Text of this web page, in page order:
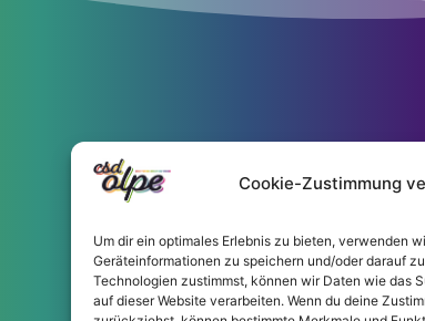
Cookie-Zustimmung
Um dir ein optimales Erlebnis zu bieten, verwenden
Geräteinformationen zu speichern und/oder darauf
Technologien zustimmst, können wir Daten wie das
auf dieser Website verarbeiten. Wenn du deine